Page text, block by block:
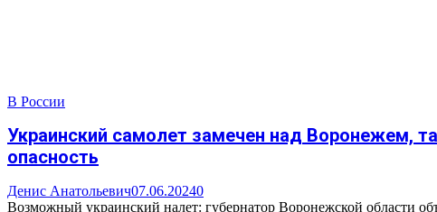
В России
Украинский самолет замечен над Воронежем,
опасность
Денис Анатольевич07.06.20240
Возможный украинский налет: губернатор Воронежской области